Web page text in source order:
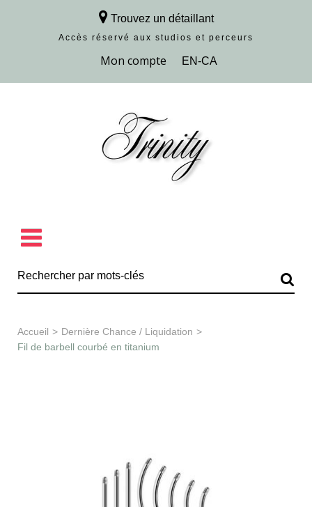
Trouvez un détaillant
Accès réservé aux studios et perceurs
Découvrir la collection
Accueil > Dernière Chance / Liquidation >
Fil de barbell courbé en titanium